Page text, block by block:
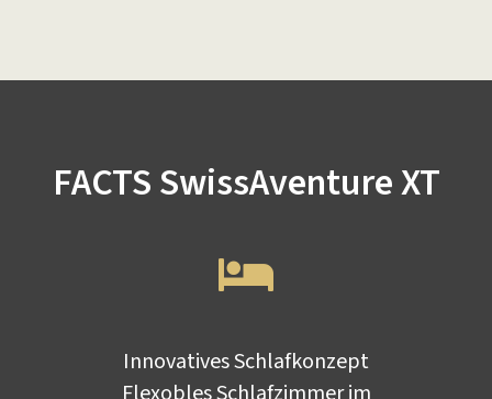
FACTS SwissAventure XT
Innovatives Schlafkonzept